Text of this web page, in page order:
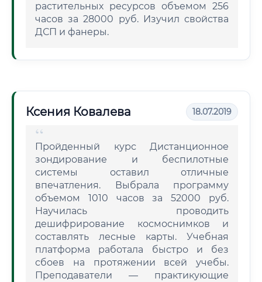
растительных ресурсов объемом 256
часов за 28000 руб. Изучил свойства
ДСП и фанеры.
Ксения Ковалева 18.07.2019
Пройденный курс Дистанционное
зондирование и беспилотные
системы оставил отличные
впечатления. Выбрала программу
объемом 1010 часов за 52000 руб.
Научилась проводить
дешифрирование космоснимков и
составлять лесные карты. Учебная
платформа работала быстро и без
сбоев на протяжении всей учебы.
Преподаватели — практикующие